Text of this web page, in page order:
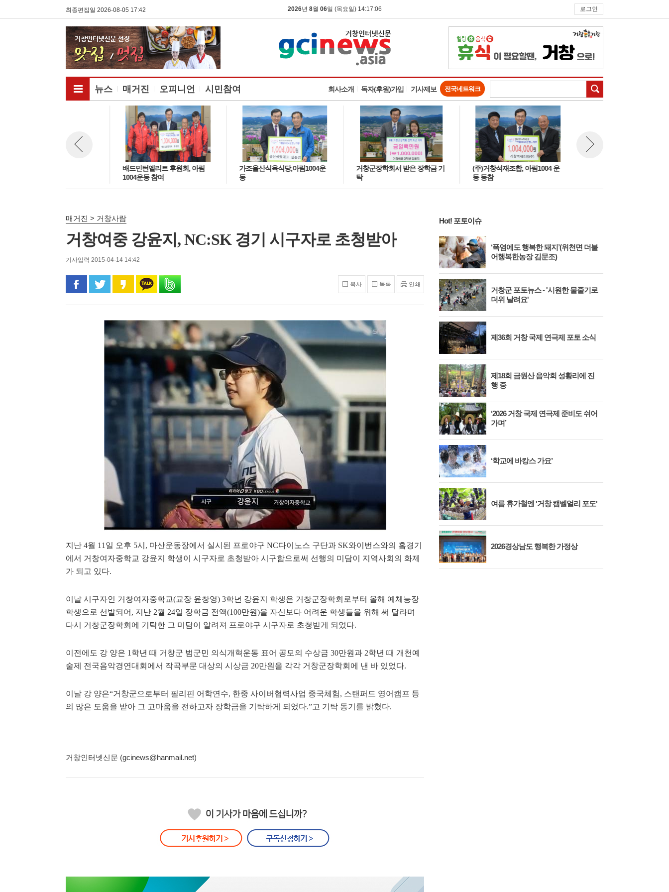
최종편집일 2026-08-05 17:42 2026년 8월 06일 (목요일) 14:17:07 로그인
뉴스 매거진 오피니언 시민참여 회사소개 독자(후원)가입 기사제보 전국네트워크
전체메뉴보기
배드민턴엘리트 후원회, 아림
1004운동 참여
가조울산식육식당,아림1004운
거창군장학회서 받은 장학금 기
(주)거창석재조합, 아림1004 운
동 동참
매거진 > 거창사람
거창여중 강윤지, NC:SK 경기 시구자로 초청받아
기사입력 2015-04-14 14:42
페이스북으로 공유
트위터로 공유카카오 스토리로 공유
카카오톡으로 공유
복사 목록 인쇄
지난 4월 11일 오후 5시, 마산운동장에서 실시된 프로야구 NC다이노스 구단과 SK와이번스와의 홈경기
에서 거창여자중학교 강윤지 학생이 시구자로 초청받아 시구함으로써 선행의 미담이 지역사회의 화제
가 되고 있다.
이날 시구자인 거창여자중학교(교장 윤창영) 3학년 강윤지 학생은 거창군장학회로부터 올해 예체능장
학생으로 선발되어, 지난 2월 24일 장학금 전액(100만원)을 자신보다 어려운 학생들을 위해 써 달라며
다시 거창군장학회에 기탁한 그 미담이 알려져 프로야구 시구자로 초청받게 되었다.
이전에도 강 양은 1학년 때 거창군 범군민 의식개혁운동 표어 공모의 수상금 30만원과 2학년 때 개천예
술제 전국음악경연대회에서 작곡부문 대상의 시상금 20만원을 각각 거창군장학회에 낸 바 있었다.
이날 강 양은“거창군으로부터 필리핀 어학연수, 한중 사이버협력사업 중국체험, 스탠퍼드 영어캠프 등
의 많은 도움을 받아 그 고마움을 전하고자 장학금을 기탁하게 되었다.”고 기탁 동기를 밝혔다.
거창인터넷신문 (gcinews@hanmail.net)
Hot! 포토이슈
‘폭염에도 행복한 돼지’(위천면 더불
어행복한농장 김문조)
거창군 포토뉴스 - '시원한 물줄기로
더위 날려요'
제36회 거창 국제 연극제 포토 소식
제18회 금원산 음악회 성황리에 진
행 중
‘2026 거창 국제 연극제 준비도 쉬어
가며’
‘학교에 바캉스 가요’
여름 휴가철엔 '거창 캠벨얼리 포도'
2026경상남도 행복한 가정상